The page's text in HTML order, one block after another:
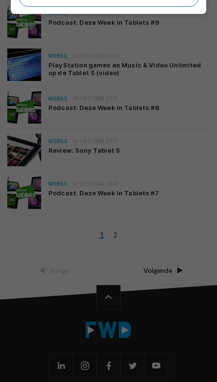
MOBILE 25 OKTOBER 2011
Podcast: Deze Week in Tablets #9
MOBILE 20 OKTOBER 2011
PlayStation games en Music & Video Unlimited
op de Tablet S (video)
MOBILE 18 OKTOBER 2011
Podcast: Deze Week in Tablets #8
MOBILE 16 OKTOBER 2011
Review: Sony Tablet S
MOBILE 12 OKTOBER 2011
Podcast: Deze Week in Tablets #7
1 2
Volgende